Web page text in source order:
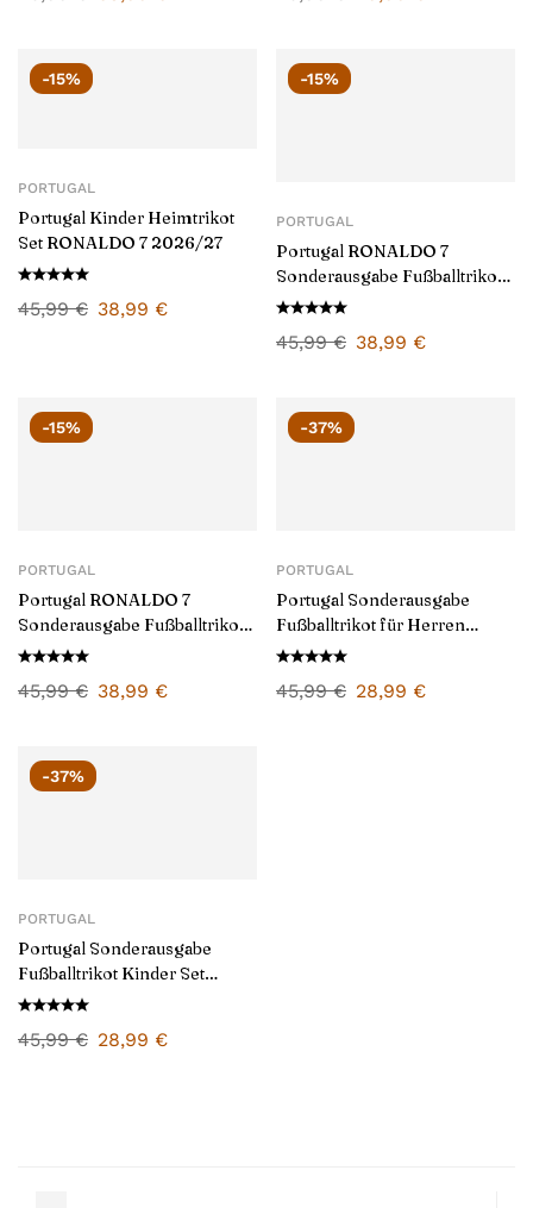
-15%
PORTUGAL
Portugal Kinder Heimtrikot
Set RONALDO 7 2026/27
45,99€ 38,99 €
-15%
PORTUGAL
Portugal RONALDO 7
Sonderausgabe Fußballtrikot
für Herren 2026/27
45,99€ 38,99 €
-15%
PORTUGAL
Portugal RONALDO 7
Sonderausgabe Fußballtrikot
Kinder Set 2026/27
45,99€ 38,99 €
-37%
PORTUGAL
Portugal Sonderausgabe
Fußballtrikot für Herren
2026/27
45,99€ 28,99 €
-37%
PORTUGAL
Portugal Sonderausgabe
Fußballtrikot Kinder Set
2026/27
45,99€ 28,99 €